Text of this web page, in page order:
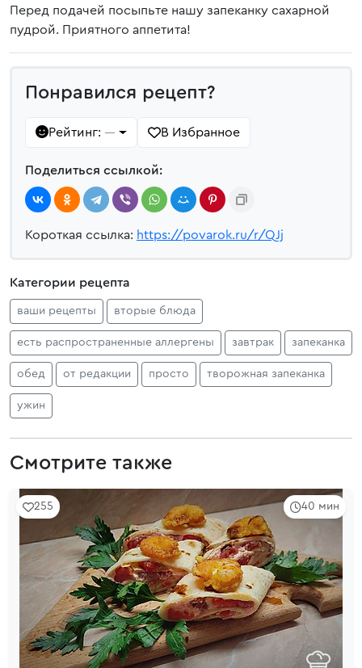
Перед подачей посыпьте нашу запеканку сахарной
пудрой. Приятного аппетита!
Понравился рецепт?
Рейтинг: — В Избранное
Поделиться ссылкой:
Короткая ссылка: https://povarok.ru/r/QJj
Категории рецепта
ваши рецепты вторые блюда
есть распространенные аллергены завтрак запеканка
обед от редакции просто творожная запеканка
ужин
Смотрите также
40 мин
255